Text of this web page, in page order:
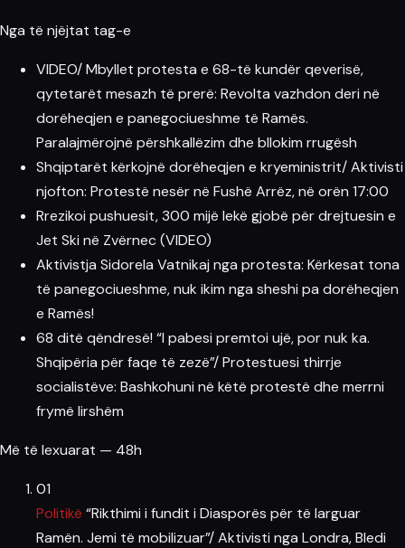
Nga të njëjtat tag-e
VIDEO/ Mbyllet protesta e 68-të kundër qeverisë,
qytetarët mesazh të prerë: Revolta vazhdon deri në
dorëheqjen e panegociueshme të Ramës.
Paralajmërojnë përshkallëzim dhe bllokim rrugësh
Shqiptarët kërkojnë dorëheqjen e kryeministrit/ Aktivisti
njofton: Protestë nesër në Fushë Arrëz, në orën 17:00
Rrezikoi pushuesit, 300 mijë lekë gjobë për drejtuesin e
Jet Ski në Zvërnec (VIDEO)
Aktivistja Sidorela Vatnikaj nga protesta: Kërkesat tona
të panegociueshme, nuk ikim nga sheshi pa dorëheqjen
e Ramës!
68 ditë qëndresë! “I pabesi premtoi ujë, por nuk ka.
Shqipëria për faqe të zezë”/ Protestuesi thirrje
socialistëve: Bashkohuni në këtë protestë dhe merrni
frymë lirshëm
Më të lexuarat — 48h
01
Politikë “Rikthimi i fundit i Diasporës për të larguar
Ramën. Jemi të mobilizuar”/ Aktivisti nga Londra, Bledi